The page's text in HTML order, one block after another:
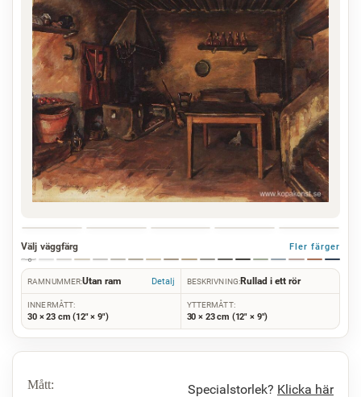
Välj väggfärg Fler färger
RAMNUMMER:Utan ram Detalj BESKRIVNING:Rullad i ett rör
INNERMÅTT:
30 × 23 cm (12" × 9")
YTTERMÅTT:
30 × 23 cm (12" × 9")
Mått: Specialstorlek? Klicka här